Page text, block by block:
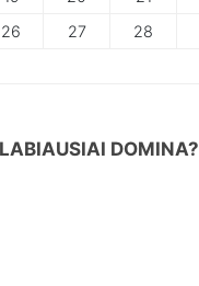
26 27 28
DOMINA?